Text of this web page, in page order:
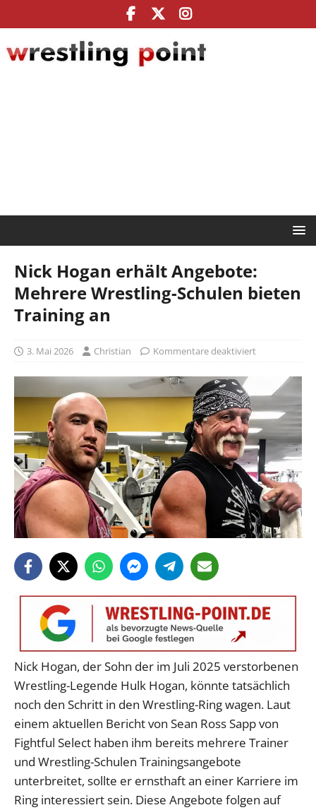
Nick Hogan erhält Angebote:
Mehrere Wrestling-Schulen bieten
Training an
3. Mai 2026 Christian Kommentare deaktiviert
Nick Hogan, der Sohn der im Juli 2025 verstorbenen
Wrestling-Legende Hulk Hogan, könnte tatsächlich
noch den Schritt in den Wrestling-Ring wagen. Laut
einem aktuellen Bericht von Sean Ross Sapp von
Fightful Select haben ihm bereits mehrere Trainer
und Wrestling-Schulen Trainingsangebote
unterbreitet, sollte er ernsthaft an einer Karriere im
Ring interessiert sein. Diese Angebote folgen auf